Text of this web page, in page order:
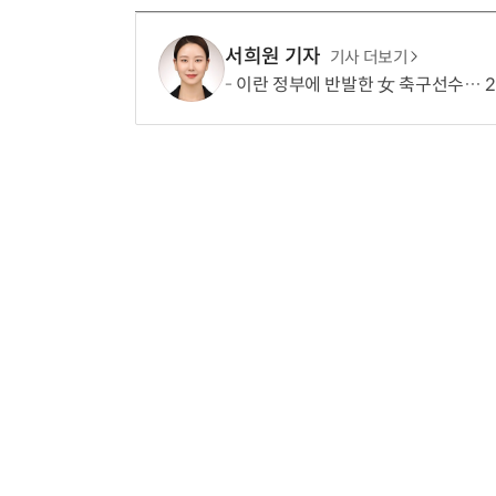
서희원 기자 기사 더보기
이란 정부에 반발한 女 축구선수…